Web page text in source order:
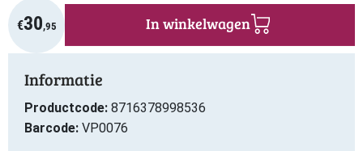
€30,95 In winkelwagen
Informatie
Productcode: 8716378998536
Barcode: VP0076